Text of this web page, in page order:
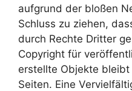
aufgrund der bloßen
Schluss zu ziehen,
durch Rechte Dritter
Copyright für
erstellte Objekte
Seiten. Eine